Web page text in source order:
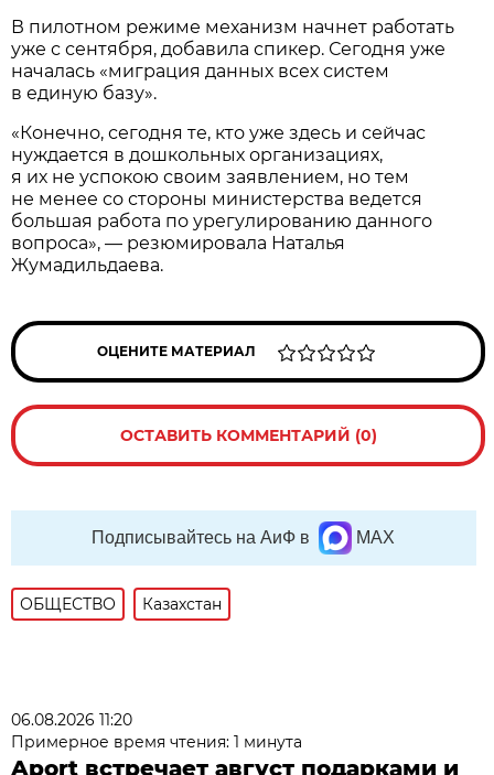
В пилотном режиме механизм начнет работать
уже с сентября, добавила спикер. Сегодня уже
началась «миграция данных всех систем
в единую базу».
«Конечно, сегодня те, кто уже здесь и сейчас
нуждается в дошкольных организациях,
я их не успокою своим заявлением, но тем
не менее со стороны министерства ведется
большая работа по урегулированию данного
вопроса», — резюмировала Наталья
Жумадильдаева.
ОЦЕНИТЕ МАТЕРИАЛ
ОСТАВИТЬ КОММЕНТАРИЙ (0)
Подписывайтесь на АиФ в MAX
ОБЩЕСТВО Казахстан
06.08.2026 11:20
Примерное время чтения: 1 минута
Aport встречает август подарками и